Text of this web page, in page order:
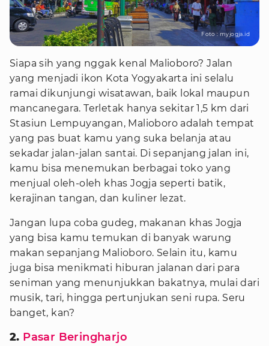
Foto : myjogja.id
Siapa sih yang nggak kenal Malioboro? Jalan
yang menjadi ikon Kota Yogyakarta ini selalu
ramai dikunjungi wisatawan, baik lokal maupun
mancanegara. Terletak hanya sekitar 1,5 km dari
Stasiun Lempuyangan, Malioboro adalah tempat
yang pas buat kamu yang suka belanja atau
sekadar jalan-jalan santai. Di sepanjang jalan ini,
kamu bisa menemukan berbagai toko yang
menjual oleh-oleh khas Jogja seperti batik,
kerajinan tangan, dan kuliner lezat.
Jangan lupa coba gudeg, makanan khas Jogja
yang bisa kamu temukan di banyak warung
makan sepanjang Malioboro. Selain itu, kamu
juga bisa menikmati hiburan jalanan dari para
seniman yang menunjukkan bakatnya, mulai dari
musik, tari, hingga pertunjukan seni rupa. Seru
banget, kan?
2. Pasar Beringharjo